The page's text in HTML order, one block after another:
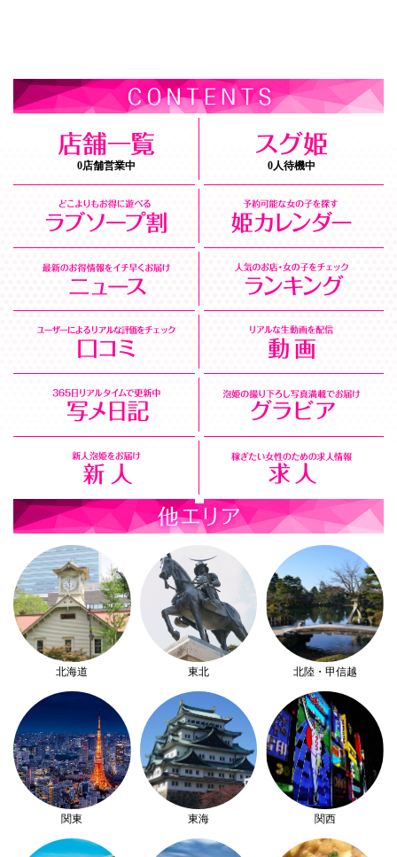
0店舗営業中 0人待機中
北海道 東北 北陸・甲信越
関東 東海 関西